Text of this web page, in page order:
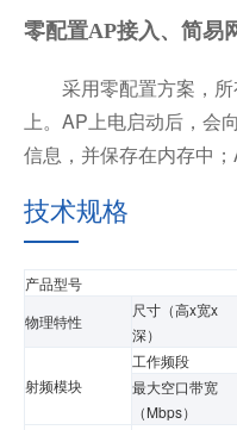
零配置AP接入、简易
采用零配置方案，所
上。AP上电启动后，会
信息，并保存在内存中
技术规格
产品型号
物理特性
尺寸（高x宽x
深）
射频模块
工作频段
最大空口带宽
（Mbps）